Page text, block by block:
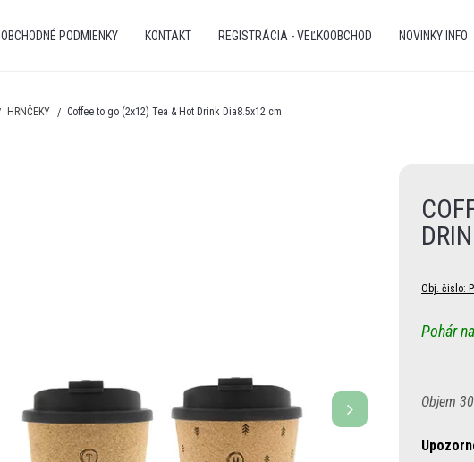
OBCHODNÉ PODMIENKY KONTAKT REGISTRÁCIA - VEĽKOOBCHOD NOVINKY INFO
HRNČEKY Coffee to go (2x12) Tea & Hot Drink Dia8.5x12 cm
Obj. čislo:
Pohár
Objem